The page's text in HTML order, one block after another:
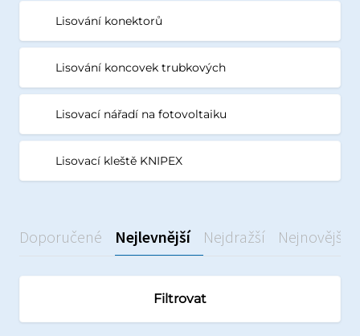
Lisování konektorů
Lisování koncovek trubkových
Lisovací nářadí na fotovoltaiku
Lisovací kleště KNIPEX
Doporučené Nejlevnější Nejdražší Nejnovější
Filtrovat